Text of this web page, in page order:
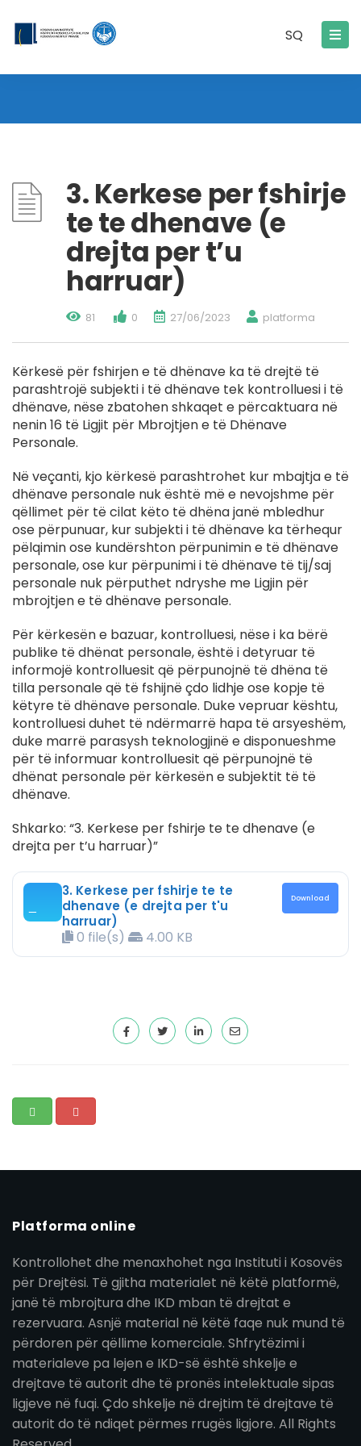
SQ
3. Kerkese per fshirje
te te dhenave (e
drejta per t’u
harruar)
81 0 27/06/2023 platforma
Kërkesë për fshirjen e të dhënave ka të drejtë të
parashtrojë subjekti i të dhënave tek kontrolluesi i të
dhënave, nëse zbatohen shkaqet e përcaktuara në
nenin 16 të Ligjit për Mbrojtjen e të Dhënave
Personale.
Në veçanti, kjo kërkesë parashtrohet kur mbajtja e të
dhënave personale nuk është më e nevojshme për
qëllimet për të cilat këto të dhëna janë mbledhur
ose përpunuar, kur subjekti i të dhënave ka tërhequr
pëlqimin ose kundërshton përpunimin e të dhënave
personale, ose kur përpunimi i të dhënave të tij/saj
personale nuk përputhet ndryshe me Ligjin për
mbrojtjen e të dhënave personale.
Për kërkesën e bazuar, kontrolluesi, nëse i ka bërë
publike të dhënat personale, është i detyruar të
informojë kontrolluesit që përpunojnë të dhëna të
tilla personale që të fshijnë çdo lidhje ose kopje të
këtyre të dhënave personale. Duke vepruar kështu,
kontrolluesi duhet të ndërmarrë hapa të arsyeshëm,
duke marrë parasysh teknologjinë e disponueshme
për të informuar kontrolluesit që përpunojnë të
dhënat personale për kërkesën e subjektit të të
dhënave.
Shkarko: “3. Kerkese per fshirje te te dhenave (e
drejta per t’u harruar)”
3. Kerkese per fshirje te te
dhenave (e drejta per t'u
harruar)
0 file(s) 4.00 KB
Download
Platforma online
Kontrollohet dhe menaxhohet nga Instituti i Kosovës
për Drejtësi. Të gjitha materialet në këtë platformë,
janë të mbrojtura dhe IKD mban të drejtat e
rezervuara. Asnjë material në këtë faqe nuk mund të
përdoren për qëllime komerciale. Shfrytëzimi i
materialeve pa lejen e IKD-së është shkelje e
drejtave të autorit dhe të pronës intelektuale sipas
ligjeve në fuqi. Çdo shkelje në drejtim të drejtave të
autorit do të ndiqet përmes rrugës ligjore. All Rights